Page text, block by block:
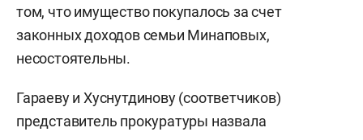
оба проданы);
BMW X6, купленный за 23 млн
рублей и проданный за 17 млн
рублей.
том, что имущество покупалось за счет
законных доходов семьи Минаповых,
несостоятельны.
Гараеву и Хуснутдинову (соответчиков)
представитель прокуратуры назвала